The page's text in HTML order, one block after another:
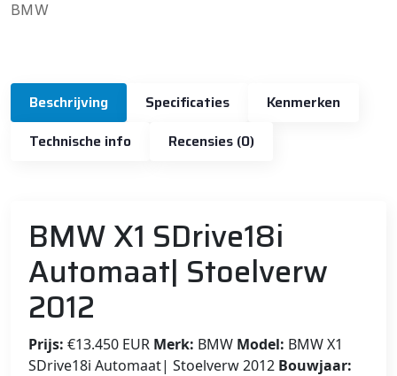
BMW
Beschrijving Specificaties
Kenmerken
Technische info
Recensies (0)
BMW X1 SDrive18i
Automaat| Stoelverw
2012
Prijs: €13.450 EUR Merk: BMW Model: BMW X1
SDrive18i Automaat| Stoelverw 2012 Bouwjaar: